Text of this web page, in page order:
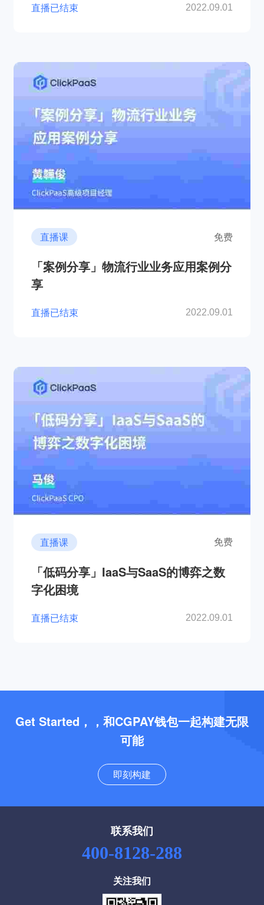
直播已结束 2022.09.01
直播课 免费
「案例分享」物流行业业务应用案例分
享
直播已结束 2022.09.01
直播课 免费
「低码分享」IaaS与SaaS的博弈之数
字化困境
直播已结束 2022.09.01
Get Started，，和CGPAY钱包一起构建无限
可能
即刻构建
联系我们
400-8128-288
关注我们